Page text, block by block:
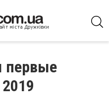
первые